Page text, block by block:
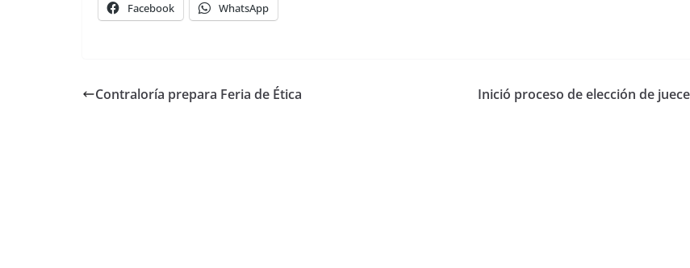
Facebook WhatsApp
Contraloría prepara Feria de Ética Inició proceso de elección de